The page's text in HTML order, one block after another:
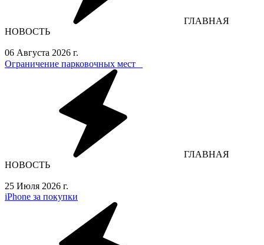
ГЛАВНАЯ
НОВОСТЬ
06 Августа 2026 г.
Ограничение парковочных мест⁣⁣⠀
ГЛАВНАЯ
НОВОСТЬ
25 Июля 2026 г.
iPhone за покупки